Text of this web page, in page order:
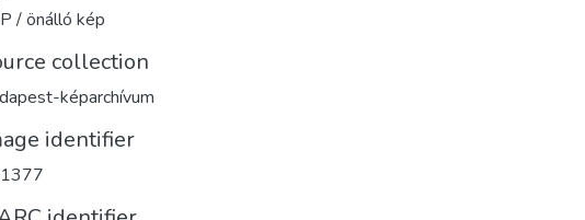
/ önálló kép
collection
képarchívum
identifier